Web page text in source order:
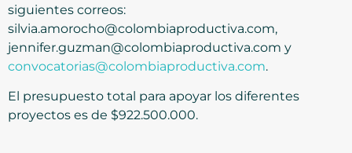
siguientes correos:
silvia.amorocho@colombiaproductiva.com,
jennifer.guzman@colombiaproductiva.com y
convocatorias@colombiaproductiva.com.
El presupuesto total para apoyar los diferentes
proyectos es de $922.500.000.